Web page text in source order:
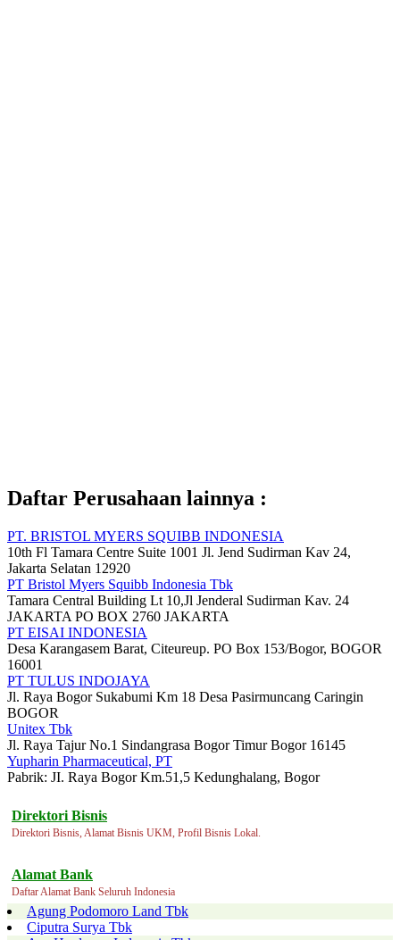
Daftar Perusahaan lainnya :
PT. BRISTOL MYERS SQUIBB INDONESIA
10th Fl Tamara Centre Suite 1001 Jl. Jend Sudirman Kav 24,
Jakarta Selatan 12920
PT Bristol Myers Squibb Indonesia Tbk
Tamara Central Building Lt 10,Jl Jenderal Sudirman Kav. 24
JAKARTA PO BOX 2760 JAKARTA
PT EISAI INDONESIA
Desa Karangasem Barat, Citeureup. PO Box 153/Bogor, BOGOR
16001
PT TULUS INDOJAYA
Jl. Raya Bogor Sukabumi Km 18 Desa Pasirmuncang Caringin
BOGOR
Unitex Tbk
Jl. Raya Tajur No.1 Sindangrasa Bogor Timur Bogor 16145
Yupharin Pharmaceutical, PT
Pabrik: JI. Raya Bogor Km.51,5 Kedunghalang, Bogor
Direktori Bisnis
Direktori Bisnis, Alamat Bisnis UKM, Profil Bisnis Lokal.
Alamat Bank
Daftar Alamat Bank Seluruh Indonesia
Agung Podomoro Land Tbk
Ciputra Surya Tbk